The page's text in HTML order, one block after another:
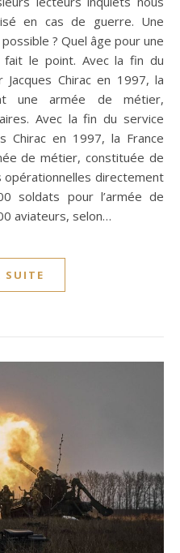
en cas de guerre. Une
? Quel âge pour une
fait le point. Avec la fin du
Chirac en 1997, la
une armée de métier,
Avec la fin du service
Chirac en 1997, la France
de métier, constituée de
directement
soldats pour l’armée de
aviateurs, selon…
SUITE